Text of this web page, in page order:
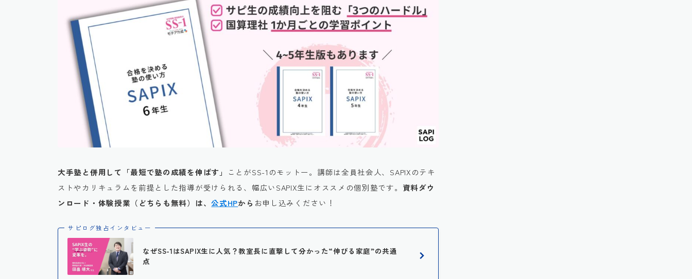
大手塾と併用して「最短で塾の成績を伸ばす」
ことがSS-1のモットー。講師は全員社会人、SAPIXのテキ
ストやカリキュラムを前提とした指導が受けられる、幅広いSAPIX生にオススメの個別塾です。 資料ダウ
ンロード・体験授業（どちらも無料）は、公式HPから お申し込みください！
サピログ独占インタビュー
なぜSS-1はSAPIX生に人気？教室長に直撃して分かった“伸びる家庭”の共通
点